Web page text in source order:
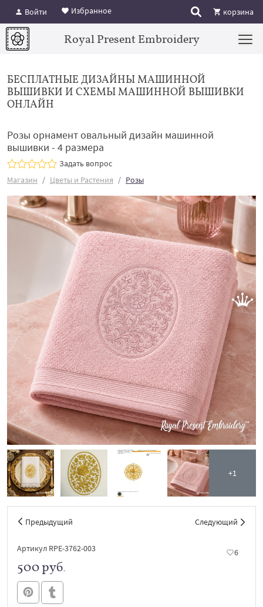
Войти Избранное корзина
Royal Present Embroidery
БЕСПЛАТНЫЕ ДИЗАЙНЫ МАШИННОЙ
ВЫШИВКИ И СХЕМЫ МАШИННОЙ ВЫШИВКИ
ОНЛАЙН
Розы орнамент овальный дизайн машинной
вышивки - 4 размера
Задать вопрос
Магазин
Цветы и Растения Розы
+1
Предыдущий Следующий
Артикул RPE-3762-003 6
500 руб.